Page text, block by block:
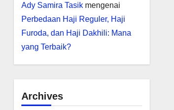
Ady Samira Tasikmengenai
Perbedaan Haji Reguler, Haji
Furoda, dan Haji Dakhili: Mana
yang Terbaik?
Archives